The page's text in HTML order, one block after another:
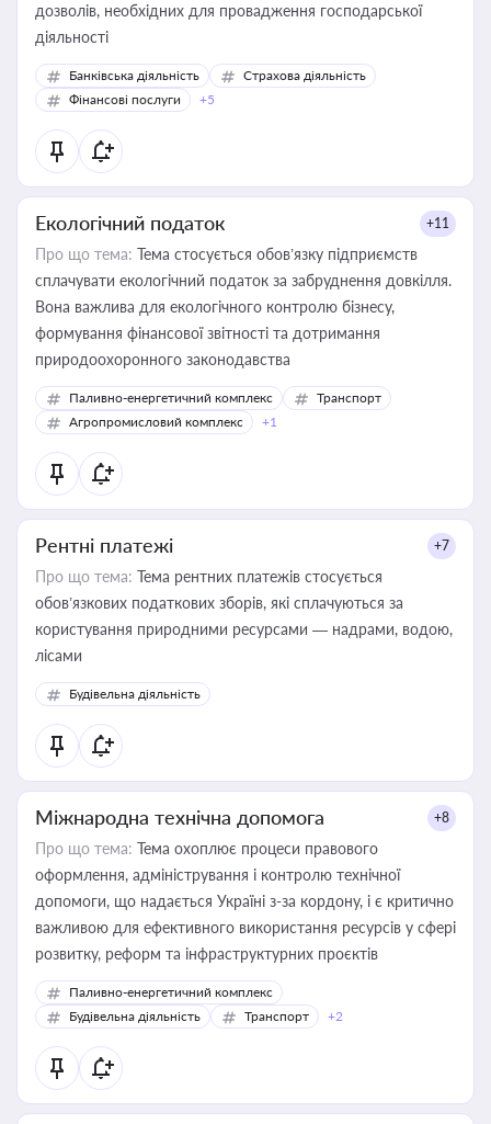
дозволів, необхідних для провадження господарської
діяльності
Банківська діяльність
Страхова діяльність
Фінансові послуги
+5
Екологічний податок +11
Про що тема: Тема стосується обов’язку підприємств
сплачувати екологічний податок за забруднення довкілля.
Вона важлива для екологічного контролю бізнесу,
формування фінансової звітності та дотримання
природоохоронного законодавства
Паливно-енергетичний комплекс
Транспорт
Агропромисловий комплекс
+1
Рентні платежі +7
Про що тема: Тема рентних платежів стосується
обов’язкових податкових зборів, які сплачуються за
користування природними ресурсами — надрами, водою,
лісами
Будівельна діяльність
Міжнародна технічна допомога +8
Про що тема: Тема охоплює процеси правового
оформлення, адміністрування і контролю технічної
допомоги, що надається Україні з-за кордону, і є критично
важливою для ефективного використання ресурсів у сфері
розвитку, реформ та інфраструктурних проєктів
Паливно-енергетичний комплекс
Будівельна діяльність
Транспорт +2